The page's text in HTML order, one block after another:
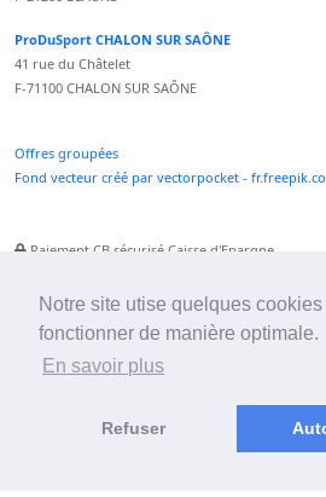
Notre site utise quelques
fonctionner de manière optimale.
En savoir plus
Refuser
ProDuSport CHALON SUR SAÔNE
41 rue du Châtelet
F-71100 CHALON SUR SAÔNE
Offres groupées
Fond vecteur créé par vectorpocket -
Paiement CB sécurisé Caisse d'Epargne
Paiement Paypal accepté